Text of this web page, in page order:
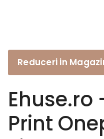
Reduceri in
Ehuse.ro
Print